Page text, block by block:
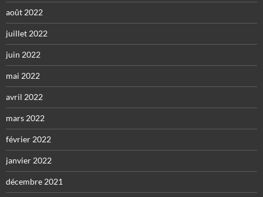
août 2022
juillet 2022
juin 2022
mai 2022
avril 2022
mars 2022
février 2022
janvier 2022
décembre 2021